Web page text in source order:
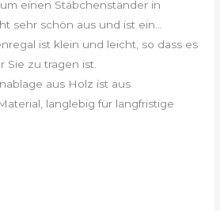
einen Stäbchenständer in
sehr schön aus und ist ein...
ist klein und leicht, so dass es
Sie zu tragen ist.
aus Holz ist aus
langlebig für langfristige